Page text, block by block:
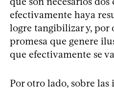
efectivamente haya
logre tangibilizar y, por
promesa que genere
que efectivamente se
Por otro lado, sobre